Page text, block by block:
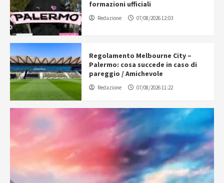
formazioni ufficiali
Redazione 07/08/2026 12:03
Regolamento Melbourne City –
Palermo: cosa succede in caso di
pareggio / Amichevole
Redazione 07/08/2026 11:22